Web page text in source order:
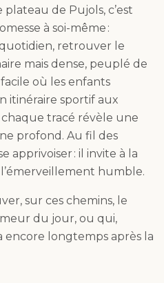
de Pujols, c’est
à soi-même :
retrouver le
mais dense, peuplé de
où les enfants
itinéraire sportif aux
tracé révèle une
profond. Au fil des
apprivoiser : il invite à la
humble.
sur ces chemins, le
du jour, ou qui,
encore longtemps après la